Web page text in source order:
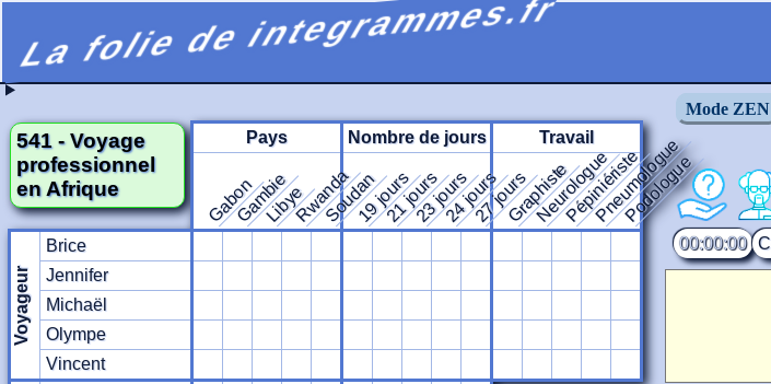
La folie de integrammes.fr
541 - Voyage
professionnel
en Afrique
Pays Nombre de jours Travail
GabonGambie
LibyeRwandaSoudan19 jours21 jours23 jours24 jours27 joursGraphiste
Neurologue
Pépiniériste
Pneumologue
Podologue
Voyageur
Brice
Jennifer
Michaël
Olympe
Vincent
00:00:00
Mode ZEN